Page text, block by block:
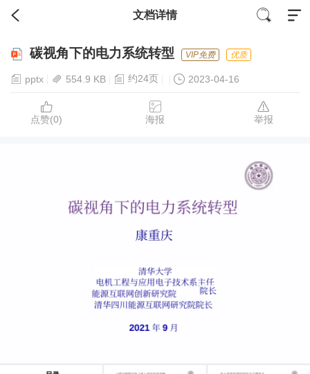
文档详情
碳视角下的电力系统转型 VIP免费 优质
pptx 554.9 KB 约24页 2023-04-16
点赞(0) 海报 举报